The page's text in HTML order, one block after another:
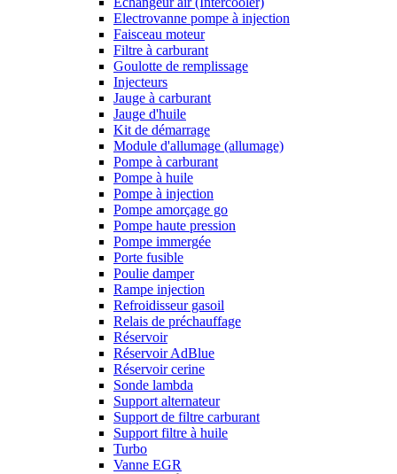
Electrovanne pompe à injection
Faisceau moteur
Filtre à carburant
Goulotte de remplissage
Injecteurs
Jauge à carburant
Jauge d'huile
Kit de démarrage
Module d'allumage (allumage)
Pompe à carburant
Pompe à huile
Pompe à injection
Pompe amorçage go
Pompe haute pression
Pompe immergée
Porte fusible
Poulie damper
Rampe injection
Refroidisseur gasoil
Relais de préchauffage
Réservoir
Réservoir AdBlue
Réservoir cerine
Sonde lambda
Support alternateur
Support de filtre carburant
Support filtre à huile
Turbo
Vanne EGR